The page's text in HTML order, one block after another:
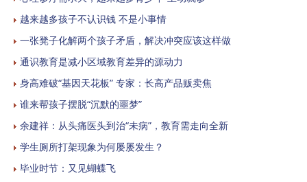
越来越多孩子不认识钱 不是小事情
一张凳子化解两个孩子矛盾，解决冲突应该这样做
通识教育是减小区域教育差异的源动力
身高难破“基因天花板” 专家：长高产品贩卖焦
谁来帮孩子摆脱“沉默的噩梦”
余建祥：从头痛医头到治“未病”，教育需走向全新
学生厕所打架现象为何屡屡发生？
毕业时节：又见蝴蝶飞